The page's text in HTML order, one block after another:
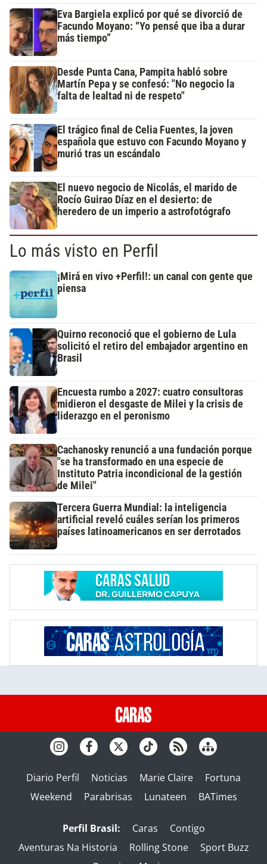
Eva Bargiela explicó por qué se divorció de
Facundo Moyano: “Yo pensé que iba a durar
más tiempo”
Desde Punta Cana, Pampita habló sobre
Martín Pepa y se confesó: "No negocio la
falta de lealtad ni de respeto"
El trágico final de Celia Fuentes, la joven
española que estuvo con Facundo Moyano y
murió tras un escándalo
El nuevo negocio de Nicolás, el marido de
Rocío Guirao Díaz en el desierto: de
heredero de un imperio a astrofotógrafo
Lo más visto en Perfil
¡Mirá en vivo +Perfil!: un canal con gente que
piensa
Quirno reconoció que el gobierno de Lula
solicitó el retiro del embajador argentino en
Brasil
Encuesta rumbo a 2027: cuatro consultoras
midieron el desgaste de Milei y la crisis de
liderazgo en el peronismo
Cachanosky renunció a una fundación porque
"se ha transformado en una especie de
Instituto Patria incondicional de la gestión
de Milei"
Tercera Guerra Mundial: la inteligencia
artificial reveló cuáles serían los primeros
países latinoamericanos en ser derrotados
Diario Perfil Noticias Marie Claire
Fortuna
Weekend
Parabrisas Lunateen BATimes
Perfil Brasil: Caras
Contigo
Aventuras Na Historia
Rolling Stone
Sport Buzz